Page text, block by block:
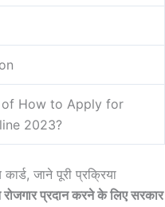
How to Apply for
2023?
जाने पूरी प्रक्रिया
रोजगार प्रदान करने के लिए